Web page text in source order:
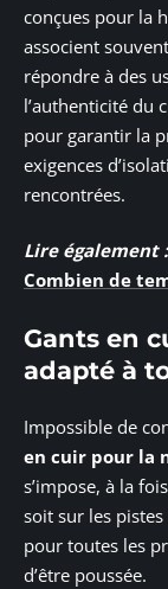
conçues pour la
associent
répondre à des
l’authenticité du
pour garantir la
exigences
rencontrées.
Lire également :
Combien de
Gants en
adapté à
Impossible de
en cuir pour la
s’impose, à la
soit sur les
pour toutes les
d’être poussée.